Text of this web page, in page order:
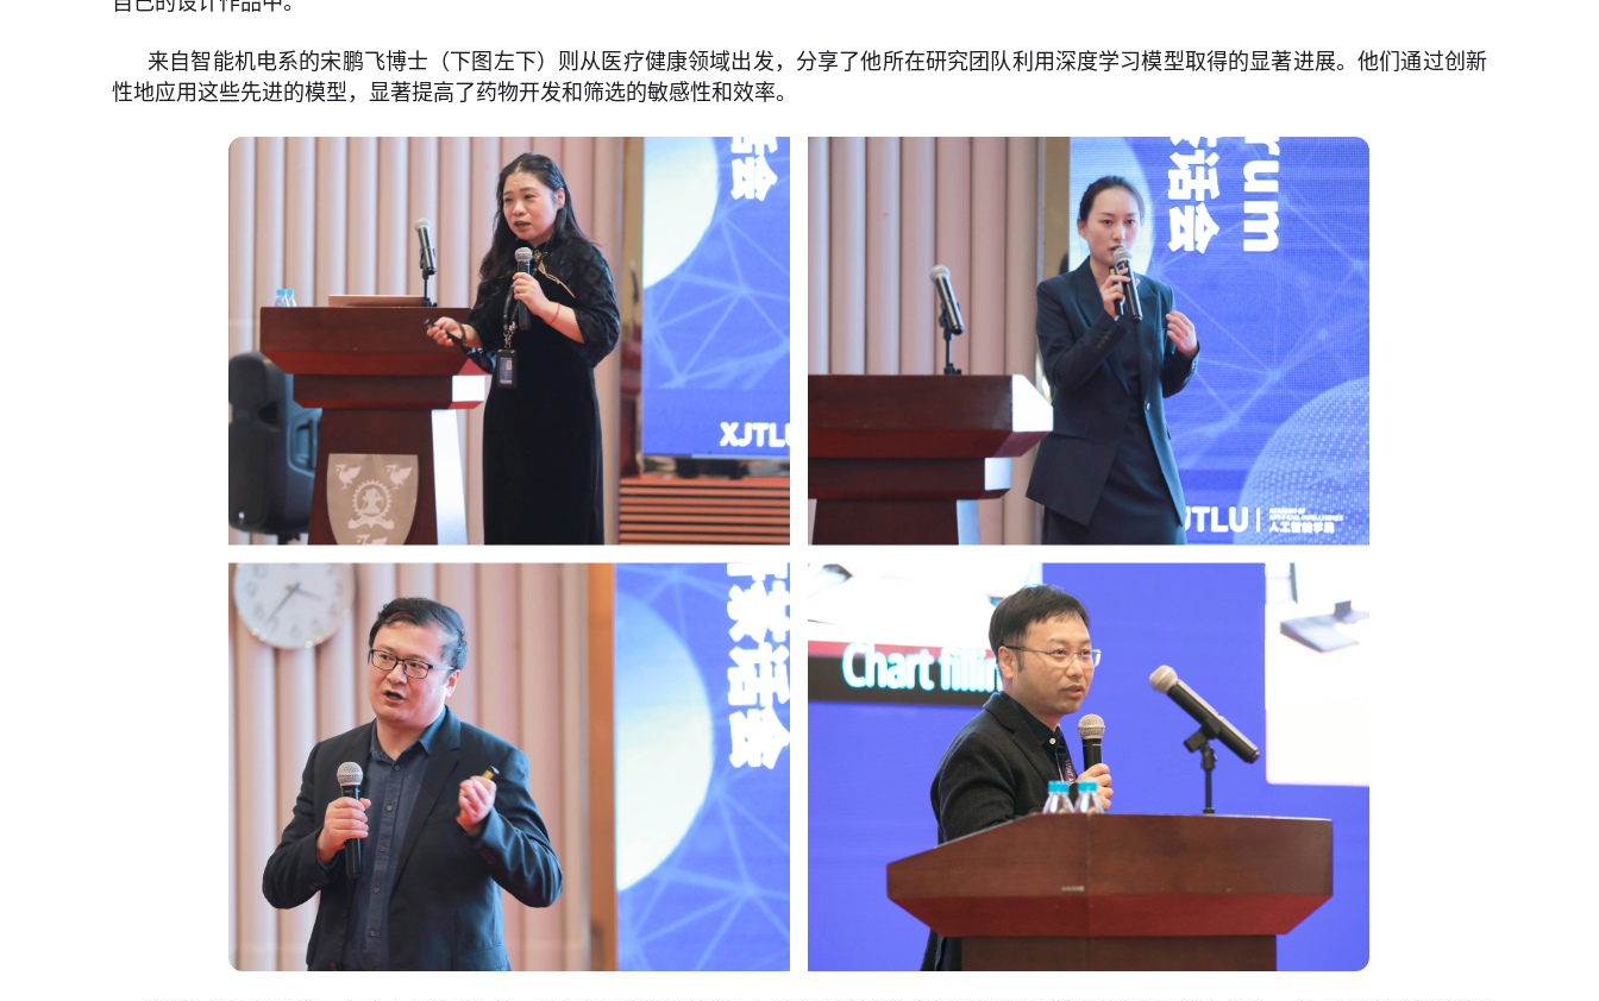
来自智能机电系的宋鹏飞博士（下图左下）则从医疗健康领域出发，分享了他所在研究团队利用深度学习模型取得的显著进展。他们通过创新
性地应用这些先进的模型，显著提高了药物开发和筛选的敏感性和效率。